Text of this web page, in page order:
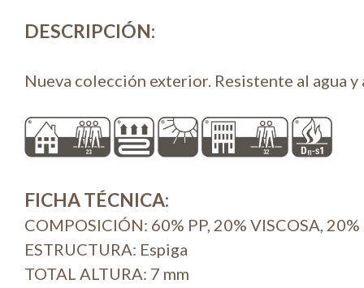
DESCRIPCIÓN:
Nueva colección exterior. Resistente al agua y
FICHA TÉCNICA:
COMPOSICIÓN: 60% PP, 20% VISCOSA, 20%
ESTRUCTURA: Espiga
TOTAL ALTURA: 7 mm